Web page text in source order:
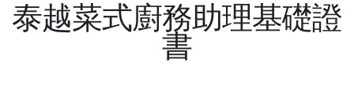
泰越菜式廚務助理基礎證
書